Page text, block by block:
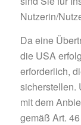
Nutzerin/
Da eine
die USA
erforderlich,
sicherstellen.
mit dem
gemäß Art.